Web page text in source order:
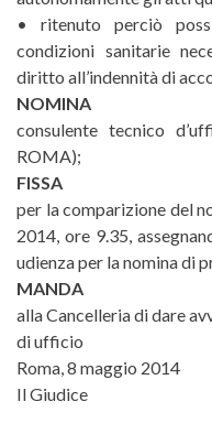
•
ritenuto perciò
condizioni sanitarie
diritto all’indennità di
NOMINA
consulente tecnico
ROMA);
FISSA
per la comparizione del
2014, ore 9.35,
udienza per la nomina di
MANDA
alla Cancelleria di dare
di ufficio
Roma, 8 maggio 2014
Il Giudice